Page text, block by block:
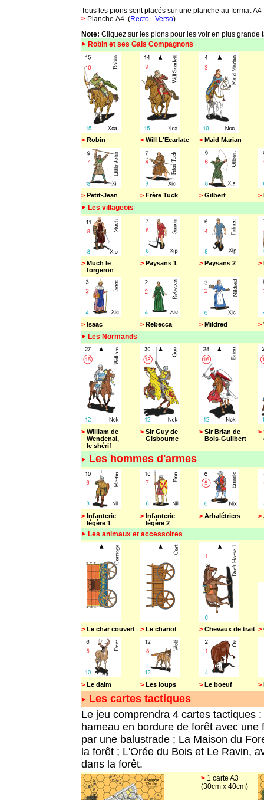
Tous les pions sont placés sur une planche au formatA4
> Planche A4 (Recto - Verso)
Note: Cliquez sur les pions pour les voir en plus grande
Robin et ses Gais Compagnons
> Robin > Will L'Ecarlate > Maid Marian
> Petit-Jean > Frère Tuck > Gilbert >
Les villageois
> Much le
forgeron
> Paysans 1 > Paysans 2 >
> Isaac > Rebecca > Mildred >
Les Normands
> William de
Wendenal,
le shérif
> Sir Guy de
Gisbourne
> Sir Brian de
Bois-Guilbert
>
Les hommes d'armes
> Infanterie
légère 1
> Infanterie
légère 2
> Arbalétriers >
Les animaux et accessoires
> Le char couvert > Le chariot > Chevaux de trait >
> Le daim > Les loups > Le boeuf >
Les cartes tactiques
Le jeu comprendra 4 cartes tactiques
hameau en bordure de forêt avec
par une balustrade ; La Maison du
la forêt ; L'Orée du Bois et Le Ravin,
dans la forêt.
> 1 carte A3
(30cm x 40cm)